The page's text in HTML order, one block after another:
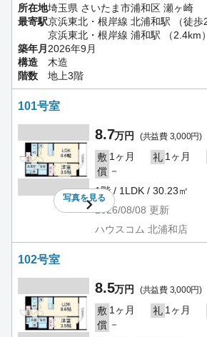
所在地埼玉県 さいたま市浦和区 瀬ヶ崎
最寄駅京浜東北・根岸線 北浦和駅 （徒歩
京浜東北・根岸線 浦和駅 （2.4km）
築年月2026年9月
構造
木造
階数
地上3階
101号室
写真を見る
8.7万円 (共益費 3,000円)
敷 1ヶ月 礼 1ヶ月
償 －
1階 / 1LDK / 30.23㎡
2026/08/08 更新
ハウスコム 北浦和店
102号室
8.5万円 (共益費 3,000円)
敷 1ヶ月 礼 1ヶ月
償 －